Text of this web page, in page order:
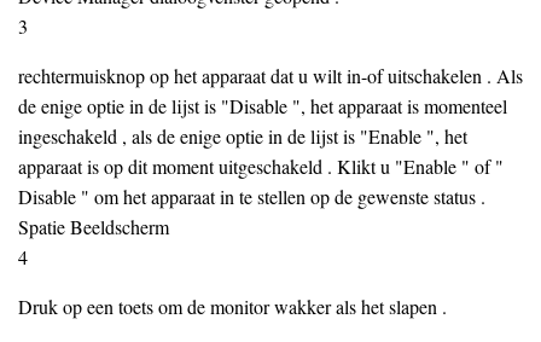
3
rechtermuisknop op het apparaat dat u wilt in-of uitschakelen . Als
de enige optie in de lijst is "Disable ", het apparaat is momenteel
ingeschakeld , als de enige optie in de lijst is "Enable ", het
apparaat is op dit moment uitgeschakeld . Klikt u "Enable " of "
Disable " om het apparaat in te stellen op de gewenste status .
Spatie Beeldscherm
4
Druk op een toets om de monitor wakker als het slapen .